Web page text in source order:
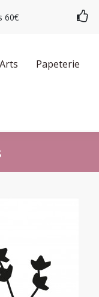
60€
Arts Papeterie